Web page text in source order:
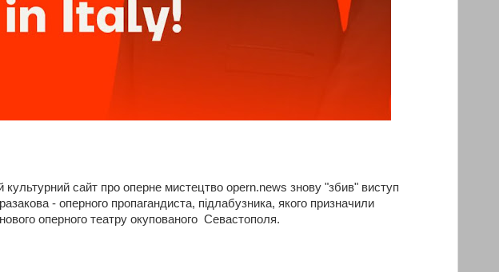
культурний сайт про оперне мистецтво opern.news знову "збив" виступ
- оперного пропагандиста, підлабузника, якого призначили
оперного театру окупованого Севастополя.